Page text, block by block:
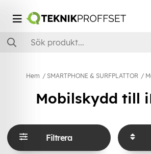
Hem SMARTPHONE & SURFPLATTOR
Mobilskydd till
Filtrera